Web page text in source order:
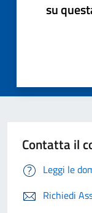
su
Contatta il
Leggi le
Richiedi